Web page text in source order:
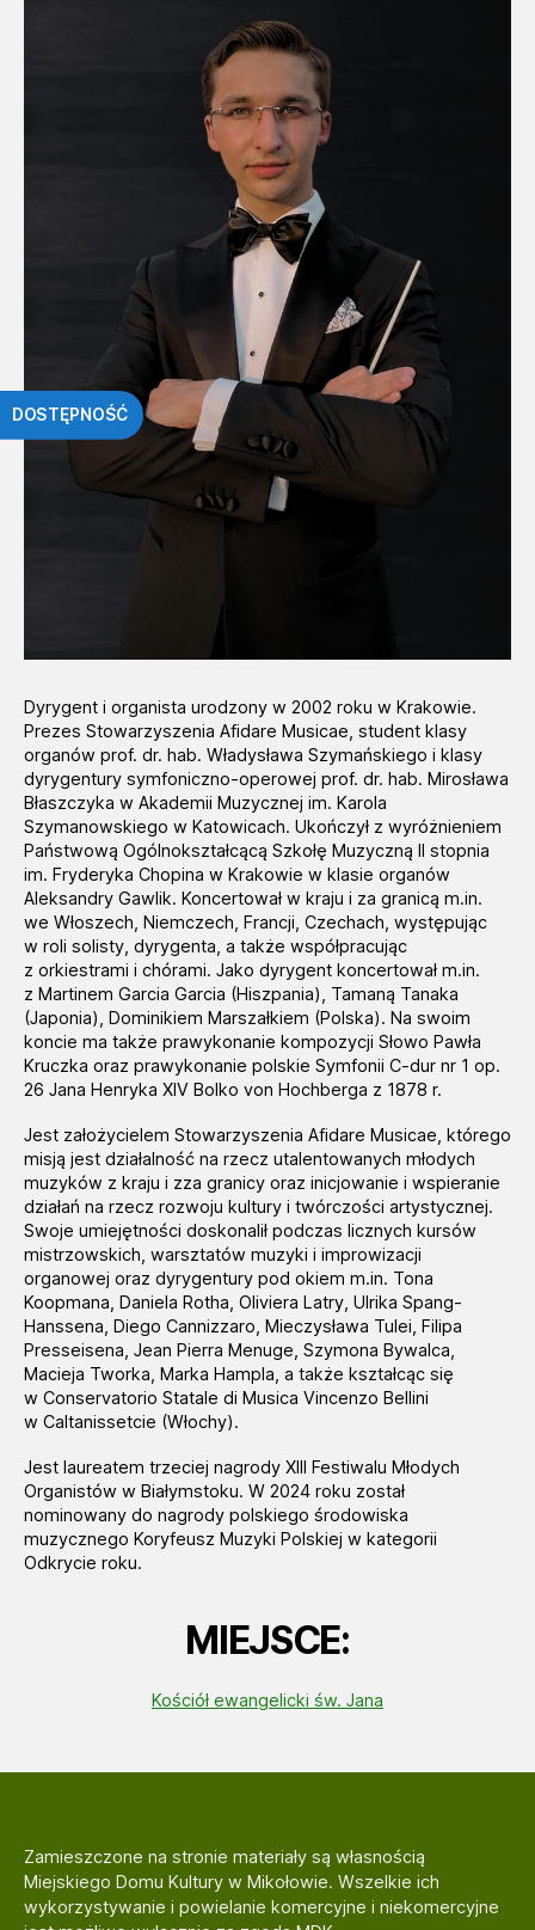
DOSTĘPNOŚĆ
Dyrygent i organista urodzony w 2002 roku w Krakowie.
Prezes Stowarzyszenia Afidare Musicae, student klasy
organów prof. dr. hab. Władysława Szymańskiego i klasy
dyrygentury symfoniczno-operowej prof. dr. hab. Mirosława
Błaszczyka w Akademii Muzycznej im. Karola
Szymanowskiego w Katowicach. Ukończył z wyróżnieniem
Państwową Ogólnokształcącą Szkołę Muzyczną II stopnia
im. Fryderyka Chopina w Krakowie w klasie organów
Aleksandry Gawlik. Koncertował w kraju i za granicą m.in.
we Włoszech, Niemczech, Francji, Czechach, występując
w roli solisty, dyrygenta, a także współpracując
z orkiestrami i chórami. Jako dyrygent koncertował m.in.
z Martinem Garcia Garcia (Hiszpania), Tamaną Tanaka
(Japonia), Dominikiem Marszałkiem (Polska). Na swoim
koncie ma także prawykonanie kompozycji Słowo Pawła
Kruczka oraz prawykonanie polskie Symfonii C-dur nr 1 op.
26 Jana Henryka XIV Bolko von Hochberga z 1878 r.
Jest założycielem Stowarzyszenia Afidare Musicae, którego
misją jest działalność na rzecz utalentowanych młodych
muzyków z kraju i zza granicy oraz inicjowanie i wspieranie
działań na rzecz rozwoju kultury i twórczości artystycznej.
Swoje umiejętności doskonalił podczas licznych kursów
mistrzowskich, warsztatów muzyki i improwizacji
organowej oraz dyrygentury pod okiem m.in. Tona
Koopmana, Daniela Rotha, Oliviera Latry, Ulrika Spang-
Hanssena, Diego Cannizzaro, Mieczysława Tulei, Filipa
Presseisena, Jean Pierra Menuge, Szymona Bywalca,
Macieja Tworka, Marka Hampla, a także kształcąc się
w Conservatorio Statale di Musica Vincenzo Bellini
w Caltanissetcie (Włochy).
Jest laureatem trzeciej nagrody XIII Festiwalu Młodych
Organistów w Białymstoku. W 2024 roku został
nominowany do nagrody polskiego środowiska
muzycznego Koryfeusz Muzyki Polskiej w kategorii
Odkrycie roku.
MIEJSCE:
Kościół ewangelicki św. Jana
Zamieszczone na stronie materiały są własnością
Miejskiego Domu Kultury w Mikołowie. Wszelkie ich
wykorzystywanie i powielanie komercyjne i niekomercyjne